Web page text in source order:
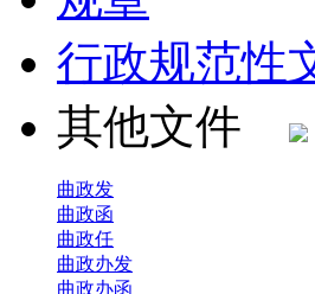
行政规范性
其他文件
曲政发
曲政函
曲政任
曲政办发
曲政办函